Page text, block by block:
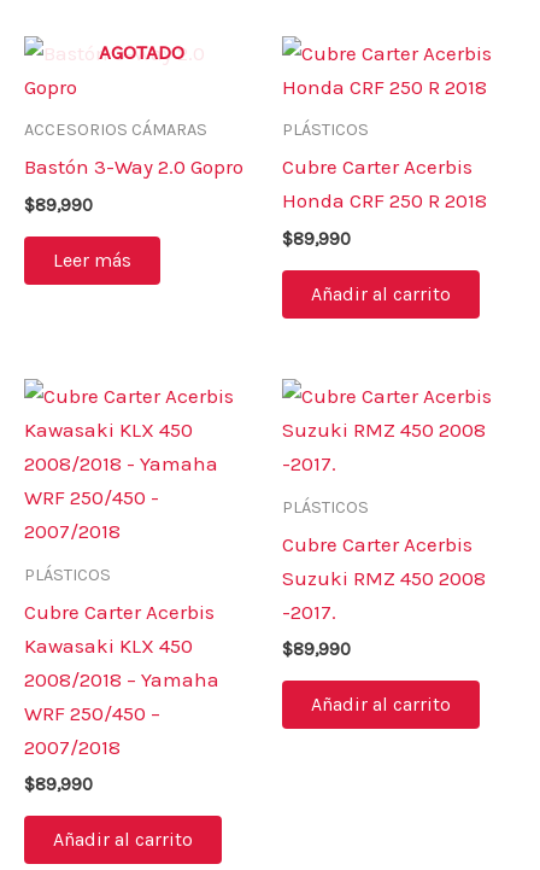
AGOTADO
ACCESORIOS CÁMARAS
Bastón 3-Way 2.0 Gopro
$89,990
Leer más
PLÁSTICOS
Cubre Carter Acerbis
Honda CRF 250 R 2018
$89,990
Añadir al carrito
PLÁSTICOS
Cubre Carter Acerbis
Kawasaki KLX 450
2008/2018 – Yamaha
WRF 250/450 –
2007/2018
$89,990
Añadir al carrito
PLÁSTICOS
Cubre Carter Acerbis
Suzuki RMZ 450 2008
-2017.
$89,990
Añadir al carrito